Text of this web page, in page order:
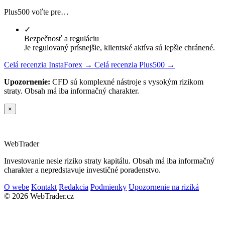
Plus500 voľte pre…
✓
Bezpečnosť a reguláciu
Je regulovaný prísnejšie, klientské aktíva sú lepšie chránené.
Celá recenzia InstaForex → Celá recenzia Plus500 →
Upozornenie: CFD sú komplexné nástroje s vysokým rizikom
straty. Obsah má iba informačný charakter.
×
WebTrader
Investovanie nesie riziko straty kapitálu. Obsah má iba informačný
charakter a nepredstavuje investičné poradenstvo.
O webe Kontakt Redakcia Podmienky Upozornenie na riziká
© 2026 WebTrader.cz